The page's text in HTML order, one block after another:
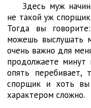
Здесь муж
не такой уж
Тогда вы
можешь выслушать
очень важно для
продолжаете
опять перебивает,
спорщик и хоть
характером сложно.